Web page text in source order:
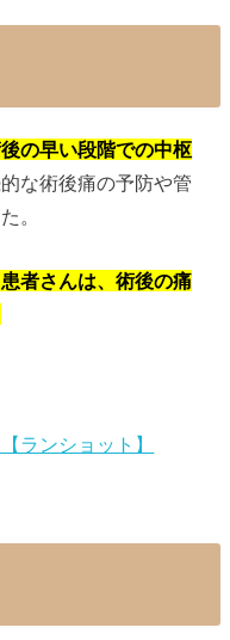
の早い段階での中枢
な術後痛の予防や管
。
者さんは、術後の痛
ランショット】